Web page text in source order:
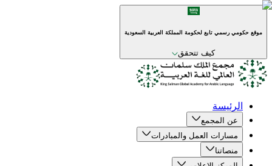
موقع حكومي رسمي تابع لحكومة المملكة العربية السعودية
كيف تتحقق
الرئيسة
عن المجمع
مسارات العمل والمبادرات
منصاتنا